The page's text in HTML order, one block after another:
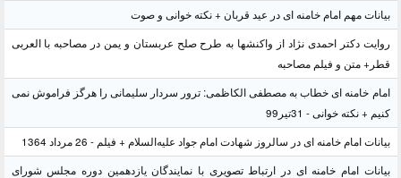
بیانات مهم امام خامنه ای در عید قربان + نکته خوانی و صوت
روایت دکتر احمدی نژاد از واکنشها به طرح صلح عربستان و یمن در مصاحبه با العربی
قطر+ متن و فیلم مصاحبه
امام خامنه ای خطاب به مصطفی الکاظمی: ترور سردار سلیمانی را هرگز فراموش نمی
کنیم + نکته خوانی - 31تیر99
بیانات امام خامنه ای در سالروز شهادت امام جواد علیه‌السلام + فیلم - 26 مرداد 1364
بیانات امام خامنه ای در ارتباط تصویری با نمایندگان یازدهمین دوره مجلس شورای